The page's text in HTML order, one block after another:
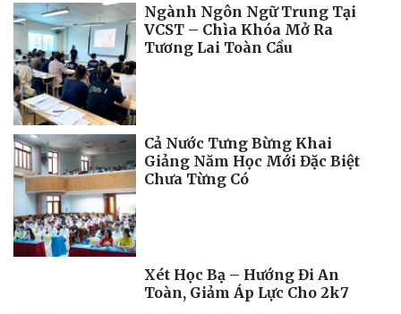
Ngành Ngôn Ngữ Trung Tại
VCST – Chìa Khóa Mở Ra
Tương Lai Toàn Cầu
Cả Nước Tưng Bừng Khai
Giảng Năm Học Mới Đặc Biệt
Chưa Từng Có
Xét Học Bạ – Hướng Đi An
Toàn, Giảm Áp Lực Cho 2k7